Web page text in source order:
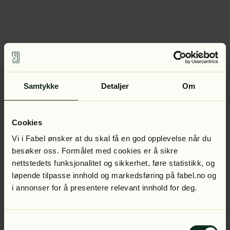
Samtykke Detaljer Om
Cookies
Vi i Fabel ønsker at du skal få en god opplevelse når du
besøker oss. Formålet med cookies er å sikre
nettstedets funksjonalitet og sikkerhet, føre statistikk, og
løpende tilpasse innhold og markedsføring på fabel.no og
i annonser for å presentere relevant innhold for deg.